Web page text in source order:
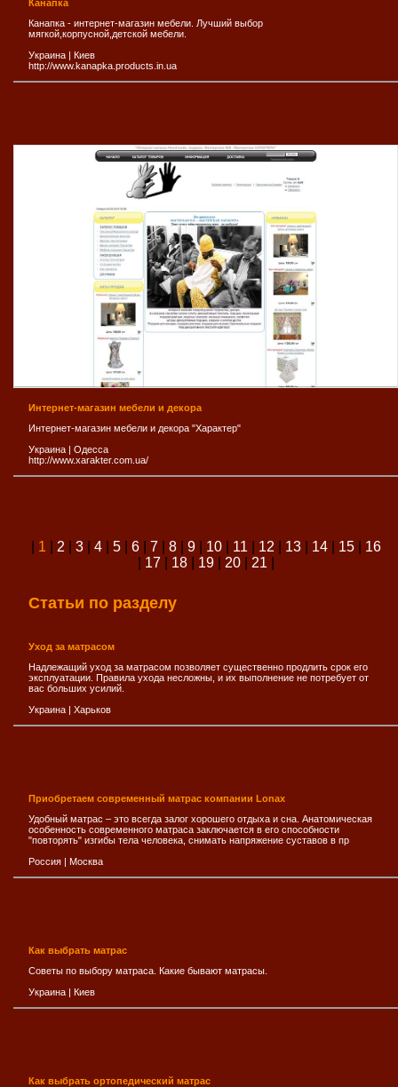
Канапка
Канапка - интернет-магазин мебели. Лучший выбор
мягкой,корпусной,детской мебели.
Украина | Киев
http://www.kanapka.products.in.ua
Интернет-магазин мебели и декора
Интернет-магазин мебели и декора "Характер"
Украина | Одесса
http://www.xarakter.com.ua/
1 2 3| 4| 5| 6| 7| 8| 9| 10| 11 12 13| 14| 15| 16
17| 18| 19| 20| 21
Статьи по разделу
Уход за матрасом
Надлежащий уход за матрасом позволяет существенно продлить срок его
эксплуатации. Правила ухода несложны, и их выполнение не потребует от
вас больших усилий.
Украина | Харьков
Приобретаем современный матрас компании Lonax
Удобный матрас – это всегда залог хорошего отдыха и сна. Анатомическая
особенность современного матраса заключается в его способности
"повторять" изгибы тела человека, снимать напряжение суставов в пр
Россия | Москва
Как выбрать матрас
Советы по выбору матраса. Какие бывают матрасы.
Украина | Киев
Как выбрать ортопедический матрас